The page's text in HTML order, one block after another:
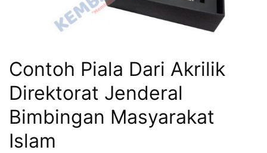
Contoh Piala Dari Akrilik
Direktorat Jenderal
Bimbingan Masyarakat
Islam